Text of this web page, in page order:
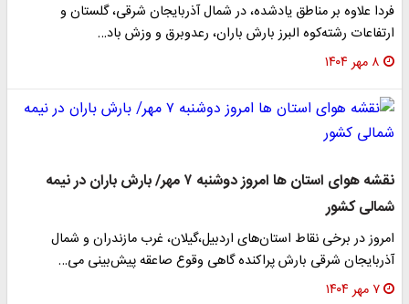
فردا علاوه بر مناطق یادشده، در شمال آذربایجان شرقی، گلستان و
ارتفاعات رشته‌کوه البرز بارش باران، رعدوبرق و وزش باد…
۸ مهر ۱۴۰۴
نقشه هوای استان ها امروز دوشنبه ۷ مهر/ بارش باران در نیمه
شمالی کشور
امروز در برخی نقاط استان‌های اردبیل،‌گیلان، غرب مازندران و شمال
آذربایجان شرقی بارش پراکنده گاهی وقوع صاعقه پیش‌بینی می…
۷ مهر ۱۴۰۴